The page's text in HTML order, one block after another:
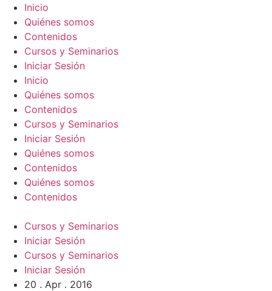
Skip
content
Inicio
Quiénes somos
Contenidos
Cursos y Seminarios
Iniciar Sesión
Inicio
Quiénes somos
Contenidos
Cursos y Seminarios
Iniciar Sesión
Quiénes somos
Contenidos
Quiénes somos
Contenidos
Cursos y Seminarios
Iniciar Sesión
Cursos y Seminarios
Iniciar Sesión
20 . Apr . 2016